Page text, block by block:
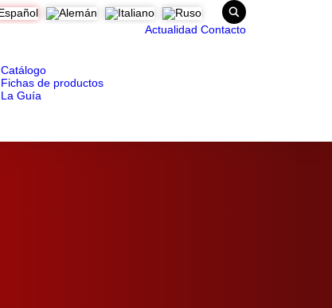
Catálogo
Fichas de productos
La Guía
Actualidad Contacto